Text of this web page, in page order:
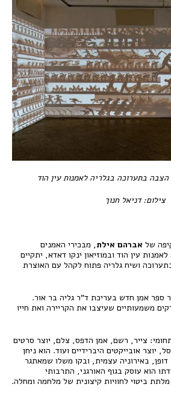
בתערוכה בגלריה לאמנות עין הוד
צילום: דניאל חנוך
של אברהם אילת, מבכירי האמנים
עין הוד ובמוזיאון ינקו דאדא, יתקיים
ושיח גלריה פתוח לקהל עם האוצרת
ספר אמן חדש בעריכת ד"ר גליה בר אור.
משמעותיים שעיצבו את הקריירה ואת חייו
צייר, רשם, אמן הדפס, צלם, יוצר סרטים
יוצר אובייקטים היברידיים ועוד. הוא ניחן
באירוניה עצמית, ובקו משלו שמאתגר
הוא עוסק בגוף האורגני, התרבותי
ביטוי לחוויות קיצונית של מלחמה ומחלה.